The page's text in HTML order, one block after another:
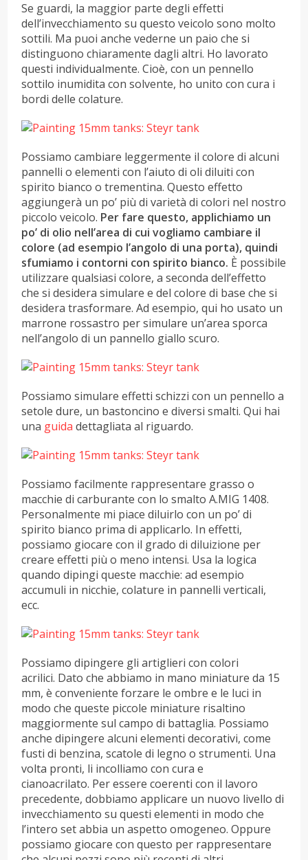
Se guardi, la maggior parte degli effetti
dell’invecchiamento su questo veicolo sono molto
sottili. Ma puoi anche vederne un paio che si
distinguono chiaramente dagli altri. Ho lavorato
questi individualmente. Cioè, con un pennello
sottilo inumidita con solvente, ho unito con cura i
bordi delle colature.
Possiamo cambiare leggermente il colore di alcuni
pannelli o elementi con l’aiuto di oli diluiti con
spirito bianco o trementina. Questo effetto
aggiungerà un po’ più di varietà di colori nel nostro
piccolo veicolo. Per fare questo, applichiamo un
po’ di olio nell’area di cui vogliamo cambiare il
colore (ad esempio l’angolo di una porta), quindi
sfumiamo i contorni con spirito bianco. È possibile
utilizzare qualsiasi colore, a seconda dell’effetto
che si desidera simulare e del colore di base che si
desidera trasformare. Ad esempio, qui ho usato un
marrone rossastro per simulare un’area sporca
nell’angolo di un pannello giallo scuro.
Possiamo simulare effetti schizzi con un pennello a
setole dure, un bastoncino e diversi smalti. Qui hai
una guida dettagliata al riguardo.
Possiamo facilmente rappresentare grasso o
macchie di carburante con lo smalto A.MIG 1408.
Personalmente mi piace diluirlo con un po’ di
spirito bianco prima di applicarlo. In effetti,
possiamo giocare con il grado di diluizione per
creare effetti più o meno intensi. Usa la logica
quando dipingi queste macchie: ad esempio
accumuli in nicchie, colature in pannelli verticali,
ecc.
Possiamo dipingere gli artiglieri con colori
acrilici. Dato che abbiamo in mano miniature da 15
mm, è conveniente forzare le ombre e le luci in
modo che queste piccole miniature risaltino
maggiormente sul campo di battaglia. Possiamo
anche dipingere alcuni elementi decorativi, come
fusti di benzina, scatole di legno o strumenti. Una
volta pronti, li incolliamo con cura e
cianoacrilato. Per essere coerenti con il lavoro
precedente, dobbiamo applicare un nuovo livello di
invecchiamento su questi elementi in modo che
l’intero set abbia un aspetto omogeneo. Oppure
possiamo giocare con questo per rappresentare